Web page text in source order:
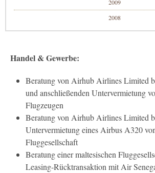
2009
2008
Handel & Gewerbe:
Beratung von Airhub Airlines Limited
und anschließenden Untervermietung
Flugzeugen
Beratung von Airhub Airlines Limited
Untervermietung eines Airbus A320
Fluggesellschaft
Beratung einer maltesischen
Leasing-Rücktransaktion mit Air